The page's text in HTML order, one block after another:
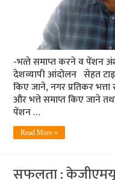
-भत्‍ते समाप्‍त करने व पेंशन
देशव्‍यापी आंदोलन सेहत
किए जाने, नगर प्रतिकर
और भत्ते समाप्त किए जाने
पेंशन …
Read More »
सफलता :